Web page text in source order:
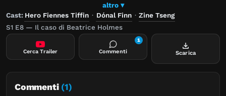
d'azione che segue le prime avventure dell'iconico
detective.
altro ▾
Cast: Hero Fiennes Tiffin · Dónal Finn · Zine Tseng
S1 E8 — Il caso di Beatrice Holmes
Cerca Trailer Commenti
1
Scarica
Commenti (1)